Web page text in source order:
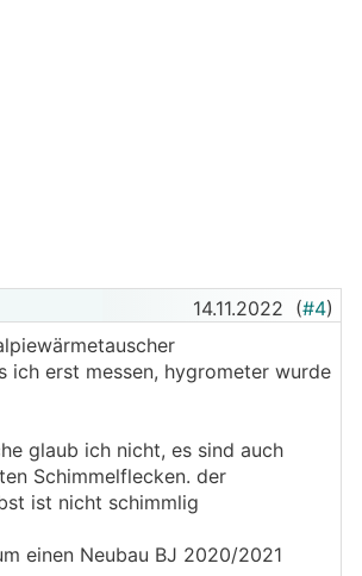
14.11.2022 (#4)
ich erst messen, hygrometer wurde
glaub ich nicht, es sind auch
Schimmelflecken. der
ist nicht schimmlig
einen Neubau BJ 2020/2021